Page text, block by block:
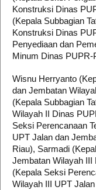
Konstruksi Dinas
(Kepala Subbagian
Konstruksi Dinas
Penyediaan dan
Minum Dinas PUPR-
Wisnu Herryanto
dan Jembatan
(Kepala Subbagian
Wilayah II Dinas
Seksi Perencanaan
UPT Jalan dan
Riau), Sarmadi
Jembatan Wilayah III
(Kepala Seksi
Wilayah III UPT